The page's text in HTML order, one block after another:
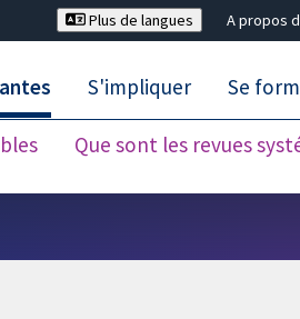
Plus de langues A propos
Que sont les revues
S'impliquer Se